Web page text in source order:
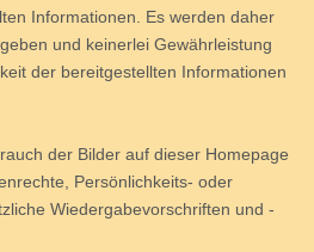
Informationen. Es werden daher
und keinerlei Gewährleistung
der bereitgestellten Informationen
der Bilder auf dieser Homepage
Persönlichkeits- oder
Wiedergabevorschriften und -